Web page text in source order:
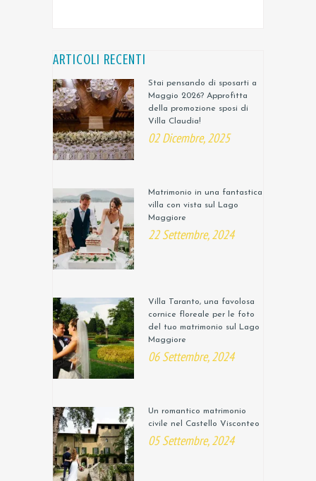
ARTICOLI RECENTI
Stai pensando di sposarti a
Maggio 2026? Approfitta
della promozione sposi di
Villa Claudia!
02 Dicembre, 2025
Matrimonio in una fantastica
villa con vista sul Lago
Maggiore
22 Settembre, 2024
Villa Taranto, una favolosa
cornice floreale per le foto
del tuo matrimonio sul Lago
Maggiore
06 Settembre, 2024
Un romantico matrimonio
civile nel Castello Visconteo
05 Settembre, 2024